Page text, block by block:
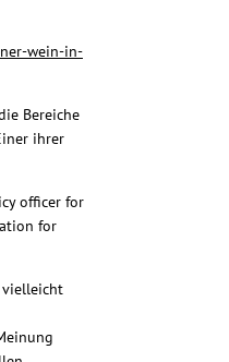
wein-in-
Bereiche
ihrer
officer for
for
vielleicht